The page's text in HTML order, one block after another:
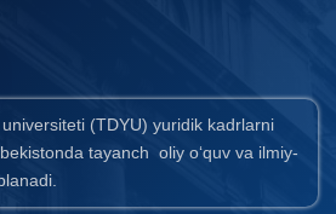
(TDYU) yuridik kadrlarni
tayanch oliy o‘quv va ilmiy-